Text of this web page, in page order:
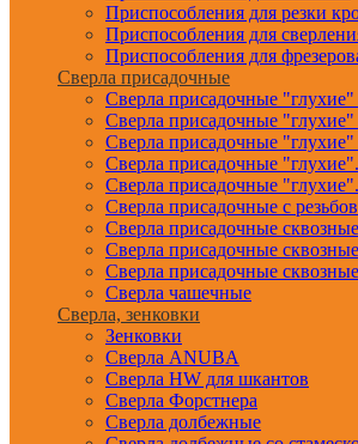
Приспособления для резки
Приспособления для
Приспособления для
Сверла присадочные
Сверла присадочные
Сверла присадочные
Сверла присадочные
Сверла присадочные
Сверла присадочные
Сверла присадочные с
Сверла присадочные сквозные
Сверла присадочные
Сверла присадочные
Сверла чашечные
Сверла, зенковки
Зенковки
Сверла ANUBA
Сверла HW для шкантов
Сверла Форстнера
Сверла долбежные